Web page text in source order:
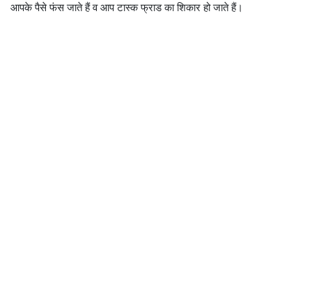
आपके पैसे फंस जाते हैं व आप टास्क फ्राड का शिकार हो जाते हैं।